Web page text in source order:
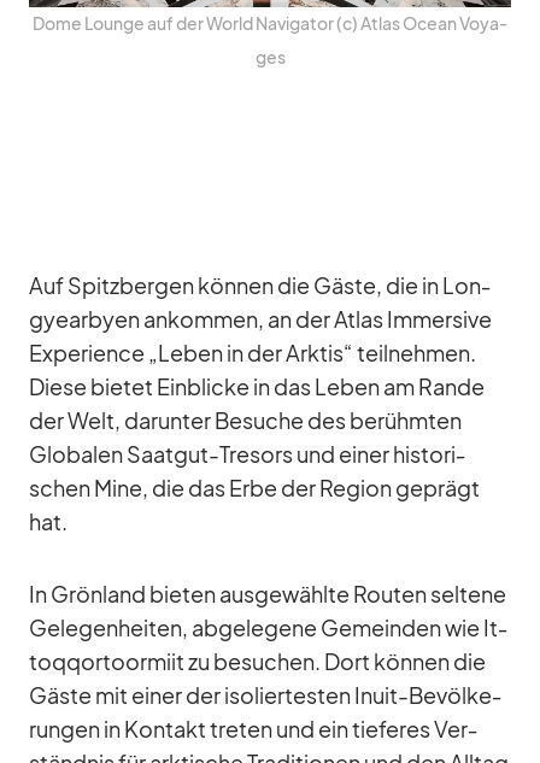
Dome Lounge auf der World Na­vi­ga­tor (c) At­las Ocean Voy­a­
ges
Auf Spitz­ber­gen kön­nen die Gäste, die in Lon­
gye­ar­byen an­kom­men, an der At­las Im­mersive
Ex­pe­ri­ence „Le­ben in der Ark­tis“ teil­neh­men.
Diese bie­tet Ein­bli­cke in das Le­ben am Rande
der Welt, dar­un­ter Be­su­che des be­rühm­ten
Glo­ba­len Saat­gut-Tre­sors und ei­ner his­to­ri­
schen Mine, die das Erbe der Re­gion ge­prägt
hat.
In Grön­land bie­ten aus­ge­wählte Rou­ten sel­tene
Ge­le­gen­hei­ten, ab­ge­le­gene Ge­mein­den wie It­
to­q­qor­toor­miit zu be­su­chen. Dort kön­nen die
Gäste mit ei­ner der iso­lier­tes­ten Inuit-Be­völ­ke­
run­gen in Kon­takt tre­ten und ein tie­fe­res Ver­